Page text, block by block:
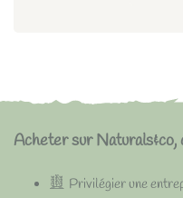
Acheter sur Naturals&co,
Privilégier une